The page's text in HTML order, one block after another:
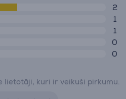
2
1
1
0
0
kuri ir veikuši pirkumu.